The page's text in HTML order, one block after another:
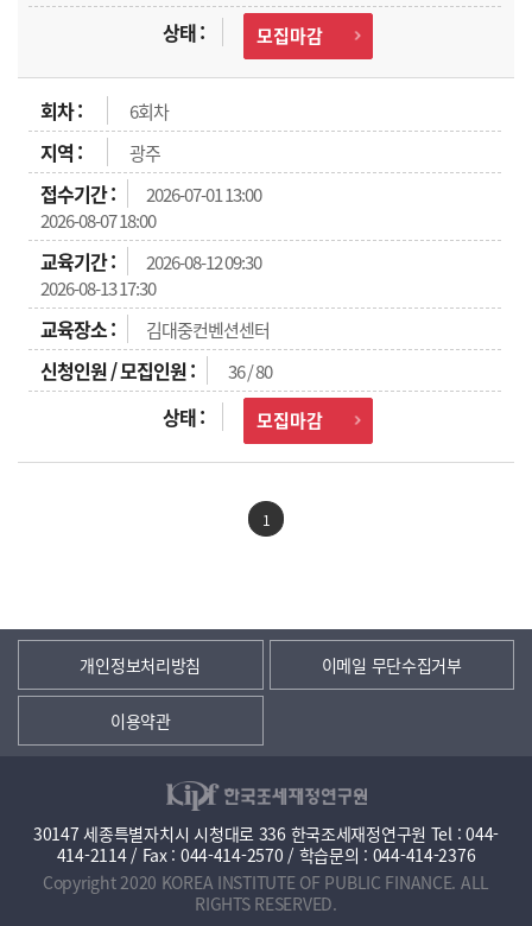
모집마감
6회차
광주
2026-07-01 13:00
2026-08-07 18:00
2026-08-12 09:30
2026-08-13 17:30
김대중컨벤션센터
36 / 80
모집마감
1
개인정보처리방침 이메일 무단수집거부
이용약관
30147 세종특별자치시 시청대로 336 한국조세재정연구원 Tel : 044-
414-2114 / Fax : 044-414-2570 / 학습문의 : 044-414-2376
Copyright 2020 KOREA INSTITUTE OF PUBLIC FINANCE. ALL
RIGHTS RESERVED.